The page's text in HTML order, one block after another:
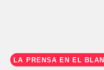
LA PRENSA EN EL